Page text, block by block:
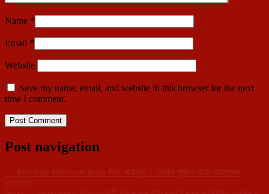
Name *
Email *
Website
Save my name, email, and website in this browser for the next
time I comment.
Post navigation
← Previous Previous post:
গীতা জয়ন্তী – ইসকন মন্দিরে গীতা মহাযজ্ঞের
আয়োজন